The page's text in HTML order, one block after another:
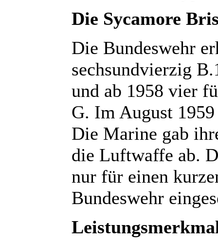
Die Sycamore
Die Bundeswehr
sechsundvierzig
und ab 1958 vier
G. Im August
Die Marine gab
die Luftwaffe ab.
nur für einen
Bundeswehr